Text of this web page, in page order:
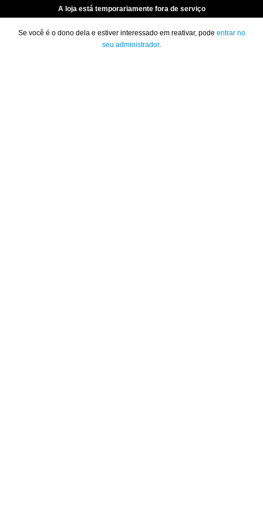
A loja está temporariamente fora de serviço
Se você é o dono dela e estiver interessado em reativar, pode entrar no
seu administrador.